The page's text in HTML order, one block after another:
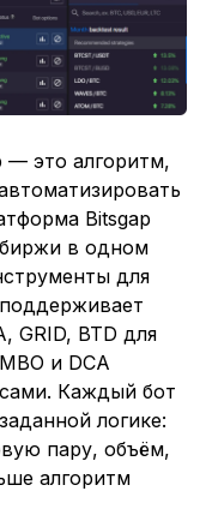
— это алгоритм,
Bitsgap
в одном
для
GRID, BTD для
и DCA
Каждый бот
логике:
пару, объём,
алгоритм